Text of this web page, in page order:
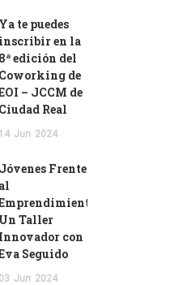
Ya te puedes
inscribir en la
8ª edición del
Coworking de
– JCCM de
Ciudad Real
14 Jun 2024
Jóvenes Frente
al
Un Taller
Innovador con
Seguido
03 Jun 2024